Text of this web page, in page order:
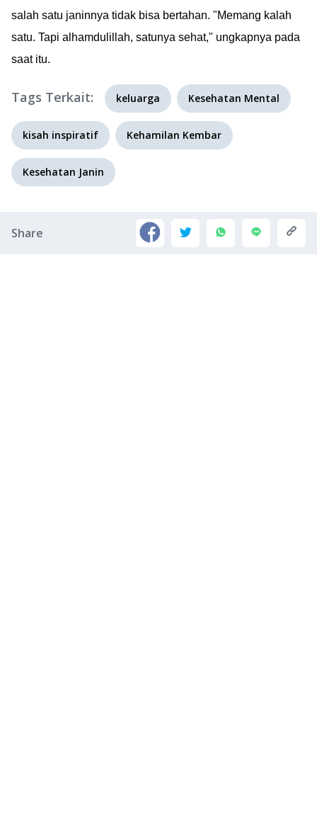
salah satu janinnya tidak bisa bertahan. "Memang kalah
satu. Tapi alhamdulillah, satunya sehat," ungkapnya pada
saat itu.
Tags Terkait: keluarga Kesehatan Mental
kisah inspiratif Kehamilan Kembar
Kesehatan Janin
Share